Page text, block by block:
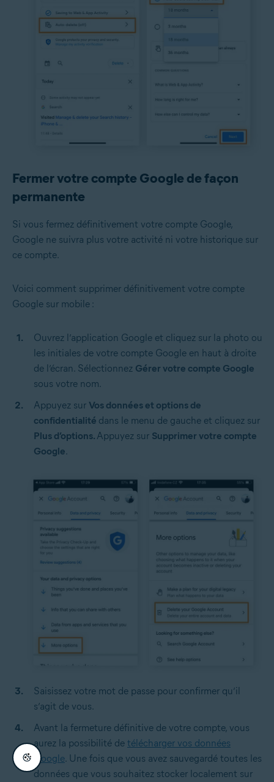
Fermer votre compte Google de façon
permanente
Si vous fermez définitivement votre compte Google,
Google ne suivra plus votre activité ni votre historique sur
ce compte.
Voici comment supprimer définitivement votre compte
Google sur mobile :
Ouvrez l’application Google et cliquez sur la photo ou
les initiales de votre compte Google en haut à droite
de l’écran. Sélectionnez Gérer votre compte Google
sous votre nom.
Appuyez sur Vos données et options de
confidentialité dans le menu de gauche et cliquez sur
Plus d’options. Appuyez sur Supprimer votre compte
Google.
Saisissez votre mot de passe pour confirmer qu’il
s’agit de vous.
Avant la fermeture définitive de votre compte, vous
aurez la possibilité de télécharger vos données
Google. Une fois que vous avez sauvegardé toutes les
données que vous souhaitez stocker localement sur